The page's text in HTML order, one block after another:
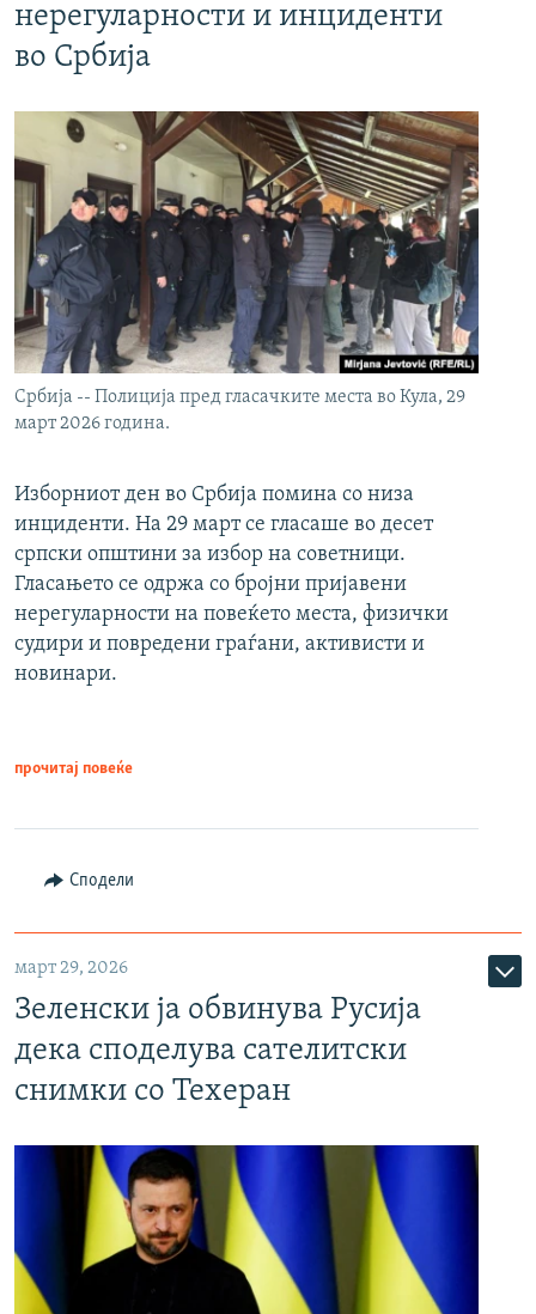
нерегуларности и инциденти
во Србија
Србија -- Полиција пред гласачките места во Кула, 29
март 2026 година.
Изборниот ден во Србија помина со низа
инциденти. На 29 март се гласаше во десет
српски општини за избор на советници.
Гласањето се одржа со бројни пријавени
нерегуларности на повеќето места, физички
судири и повредени граѓани, активисти и
новинари.
прочитај повеќе
Сподели
март 29, 2026
Зеленски ја обвинува Русија
дека споделува сателитски
снимки со Техеран